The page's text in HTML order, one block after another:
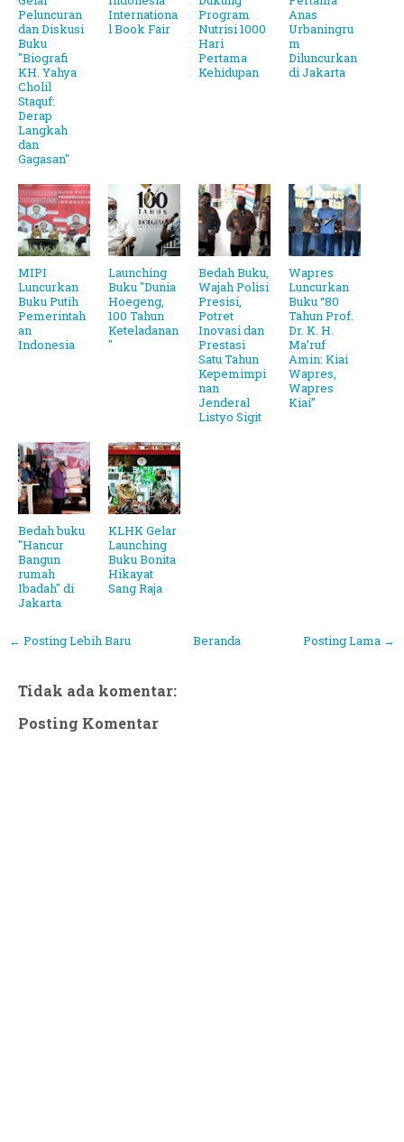
Peluncuran
dan Diskusi
Buku
"Biografi
KH. Yahya
Cholil
Staquf:
Derap
Langkah
dan
Gagasan"
Internationa
l Book Fair
Program
Nutrisi 1000
Hari
Pertama
Kehidupan
Anas
Urbaningru
m
Diluncurkan
di Jakarta
MIPI
Luncurkan
Buku Putih
Pemerintah
an
Indonesia
Launching
Buku "Dunia
Hoegeng,
100 Tahun
Keteladanan
"
Bedah Buku,
Wajah Polisi
Presisi,
Potret
Inovasi dan
Prestasi
Satu Tahun
Kepemimpi
nan
Jenderal
Listyo Sigit
Wapres
Luncurkan
Buku “80
Tahun Prof.
Dr. K. H.
Ma’ruf
Amin: Kiai
Wapres,
Wapres
Kiai”
Bedah buku
"Hancur
Bangun
rumah
Ibadah" di
Jakarta
KLHK Gelar
Launching
Buku Bonita
Hikayat
Sang Raja
← Posting Lebih Baru Posting Lama →
Beranda
Tidak ada komentar:
Posting Komentar